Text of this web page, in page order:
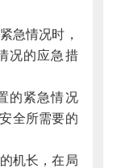
急情况时，
况的应急措
的紧急情况
全所需要的
机长，在局